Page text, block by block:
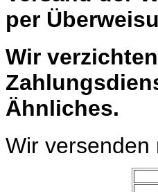
per
Wir
Ähnliches.
Wir versenden